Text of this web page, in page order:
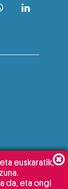
euskaratik,
da, eta ongi